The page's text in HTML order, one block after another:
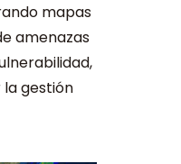
mapas
amenazas
gestión